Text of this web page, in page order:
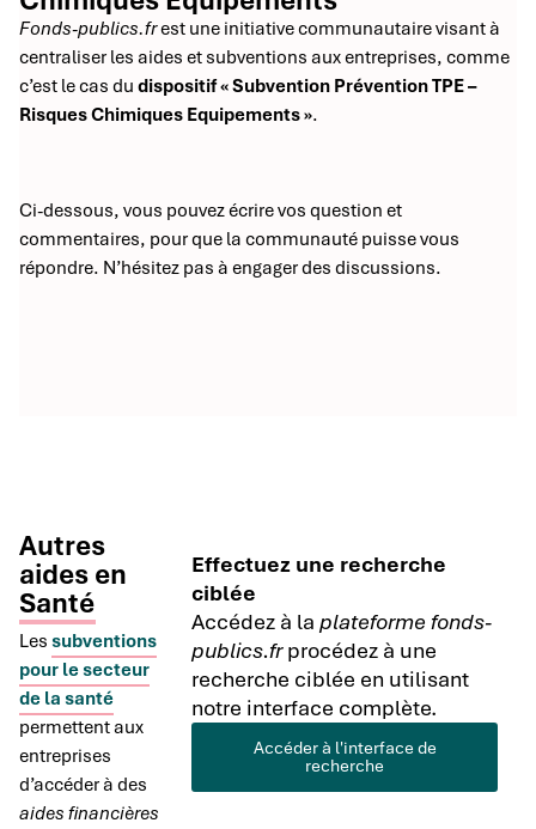
Fonds-publics.frest une initiative communautaire visant à
centraliser les aides et subventions aux entreprises, comme
c’est le cas du dispositif « Subvention Prévention TPE –
Risques Chimiques Equipements ».
Ci-dessous, vous pouvez écrire vos question et
commentaires, pour que la communauté puisse vous
répondre. N’hésitez pas à engager des discussions.
Autres
aides en
Santé
Les subventions
pour le secteur
de la santé
permettent aux
entreprises
d’accéder à des
aides financières
Effectuez une recherche
ciblée
Accédez à laplateforme fonds-
publics.frprocédez à une
recherche ciblée en utilisant
notre interface complète.
Accéder à l'interface de
recherche